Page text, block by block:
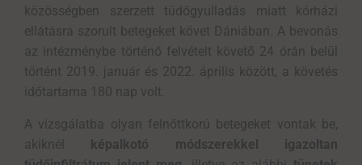
közösségben szerzett tüdőgyulladás miatt kórházi
ellátásra szorult betegeket követ Dániában. A bevonás
az intézménybe történő felvételt követő 24 órán belül
történt 2019. január és 2022. április között, a követés
időtartama 180 nap volt.
A vizsgálatba olyan felnőttkorú betegeket vontak be,
akiknél képalkotó módszerekkel igazoltan